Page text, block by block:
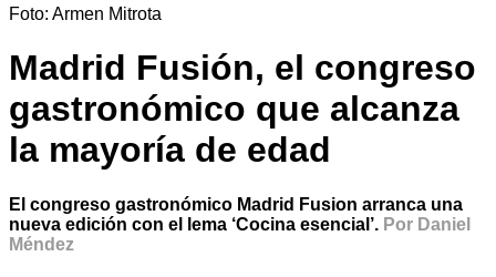
Foto: Armen Mitrota
Madrid Fusión, el congreso
gastronómico que alcanza
la mayoría de edad
El congreso gastronómico Madrid Fusion arranca una
nueva edición con el lema ‘Cocina esencial’. Por Daniel
Méndez